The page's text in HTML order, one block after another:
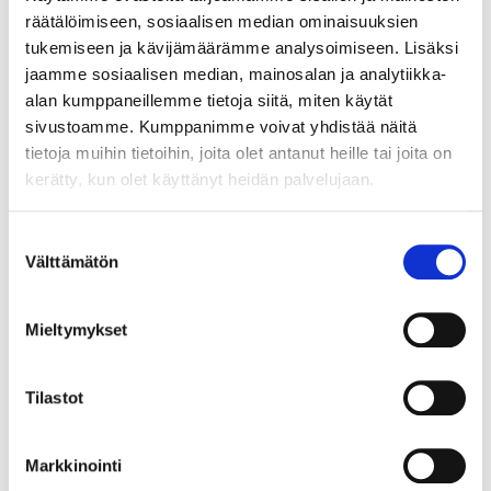
räätälöimiseen, sosiaalisen median ominaisuuksien
tukemiseen ja kävijämäärämme analysoimiseen. Lisäksi
jaamme sosiaalisen median, mainosalan ja analytiikka-
alan kumppaneillemme tietoja siitä, miten käytät
sivustoamme. Kumppanimme voivat yhdistää näitä
tietoja muihin tietoihin, joita olet antanut heille tai joita on
kerätty, kun olet käyttänyt heidän palvelujaan.
valinta
Välttämätön
Mieltymykset
Tilastot
Markkinointi
Ovaaliputki 15x30mm ruuvik. kannatin, tumma